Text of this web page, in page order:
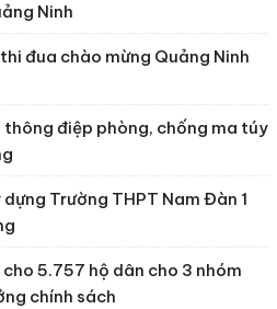
Ninh
đua chào mừng Quảng Ninh
thông điệp phòng, chống ma túy
Trường THPT Nam Đàn 1
5.757 hộ dân cho 3 nhóm
chính sách